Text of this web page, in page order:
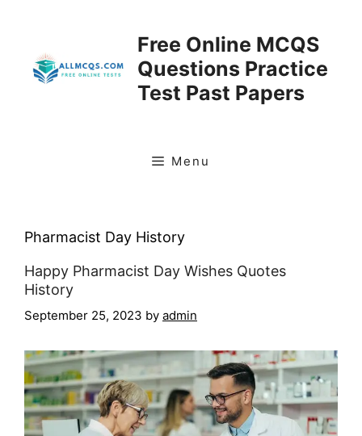
Free Online MCQS
Questions Practice
Test Past Papers
Menu
Pharmacist Day History
Happy Pharmacist Day Wishes Quotes
History
September 25, 2023 by admin